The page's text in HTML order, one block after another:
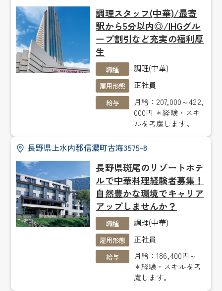
調理スタッフ(中華)/最寄
駅から5分以内◎/IHGグル
ープ割引など充実の福利厚
生
職種 調理(中華)
雇用形態 正社員
給与
月給：207,000～422,
000円 ＊経験・スキ
ルを考慮します。
長野県上水内郡信濃町古海3575-8
長野県斑尾のリゾートホテ
ルで中華料理経験者募集！
自然豊かな環境でキャリア
アップしませんか？
職種 調理(中華)
雇用形態 正社員
給与
月給：186,400円～
＊経験・スキルを考
慮します。